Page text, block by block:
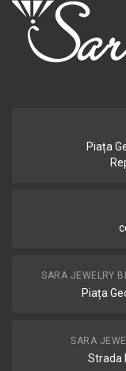
Piața
SARA JEWELRY
Piața
SARA
Strada